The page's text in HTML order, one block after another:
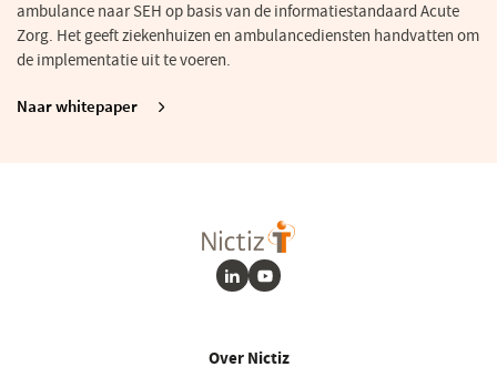
ambulance naar SEH op basis van de informatiestandaard Acute
Zorg. Het geeft ziekenhuizen en ambulancediensten handvatten om
de implementatie uit te voeren.
Naar whitepaper
LinkedInYoutube
Over Nictiz